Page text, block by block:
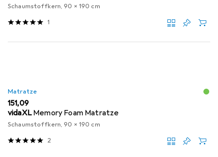
Schaumstoffkern, 90 x 190 cm
1
Matratze
EUR
151,09
vidaXL Memory Foam Matratze
Schaumstoffkern, 90 x 190 cm
2